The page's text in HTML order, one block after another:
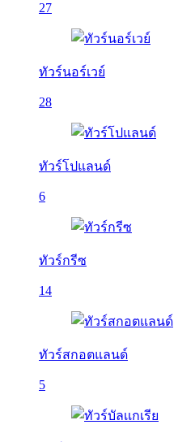
27
ทัวร์นอร์เวย์
28
ทัวร์โปแลนด์
6
ทัวร์กรีซ
14
ทัวร์สกอตแลนด์
5